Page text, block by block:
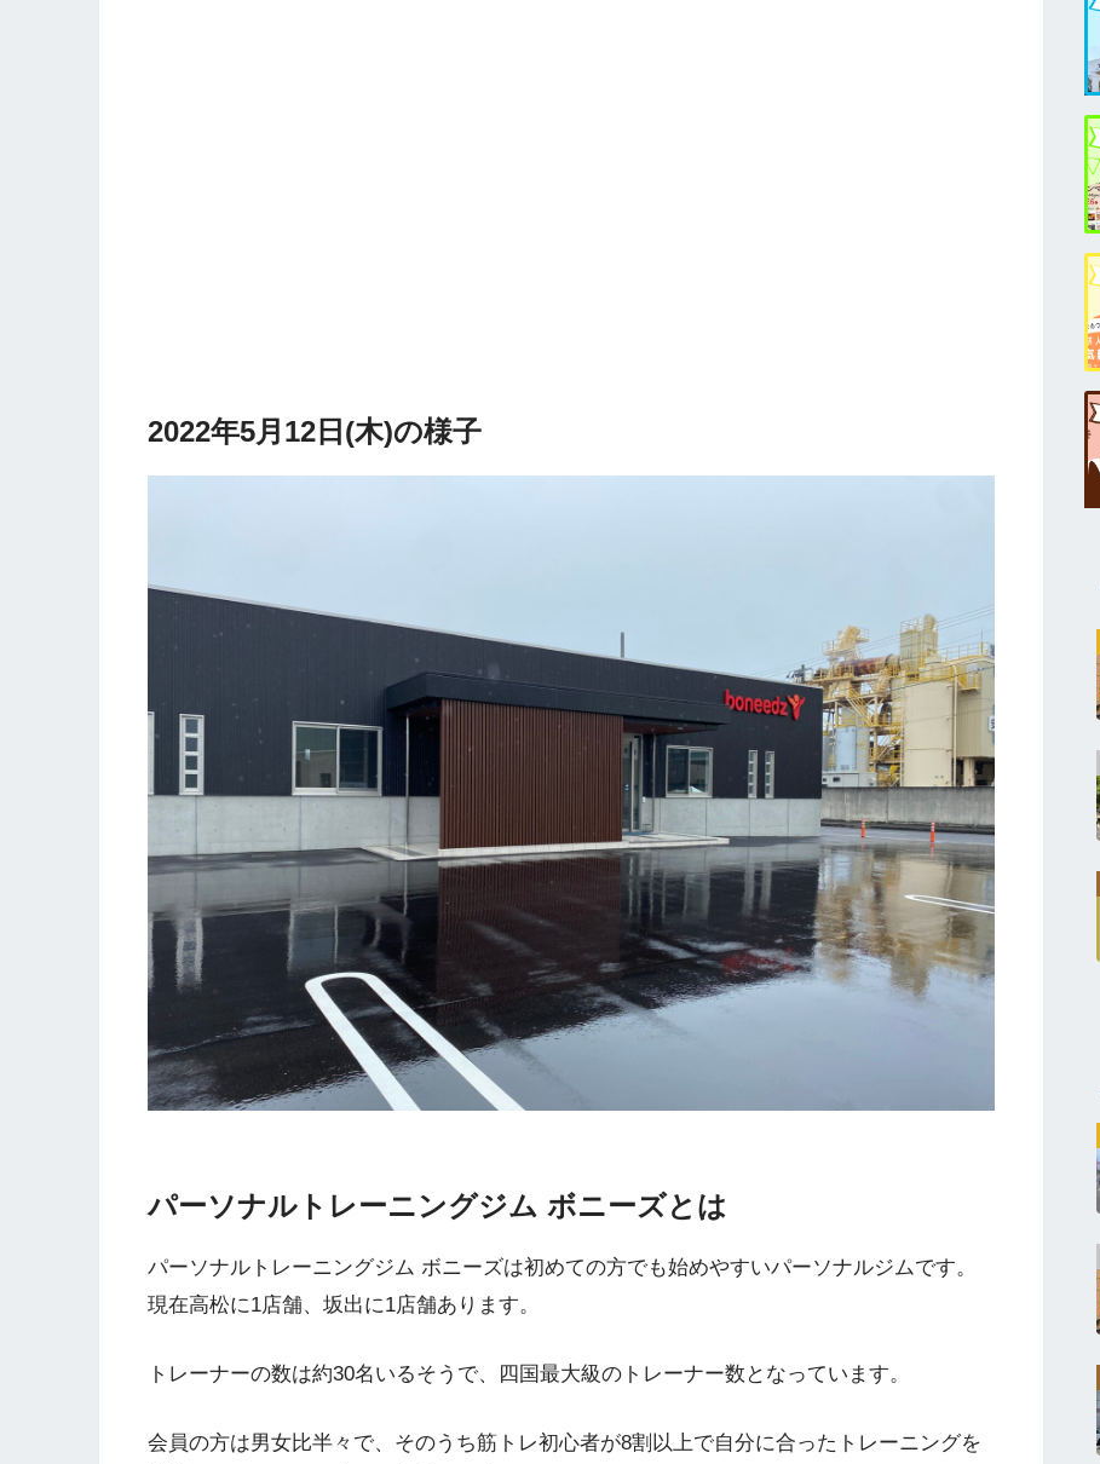
2022年5月12日(木)の様子
パーソナルトレーニングジム ボニーズとは
パーソナルトレーニングジム ボニーズは初めての方でも始めやすいパーソナルジムです。
現在高松に1店舗、坂出に1店舗あります。
トレーナーの数は約30名いるそうで、四国最大級のトレーナー数となっています。
会員の方は男女比半々で、そのうち筋トレ初心者が8割以上で自分に合ったトレーニングを